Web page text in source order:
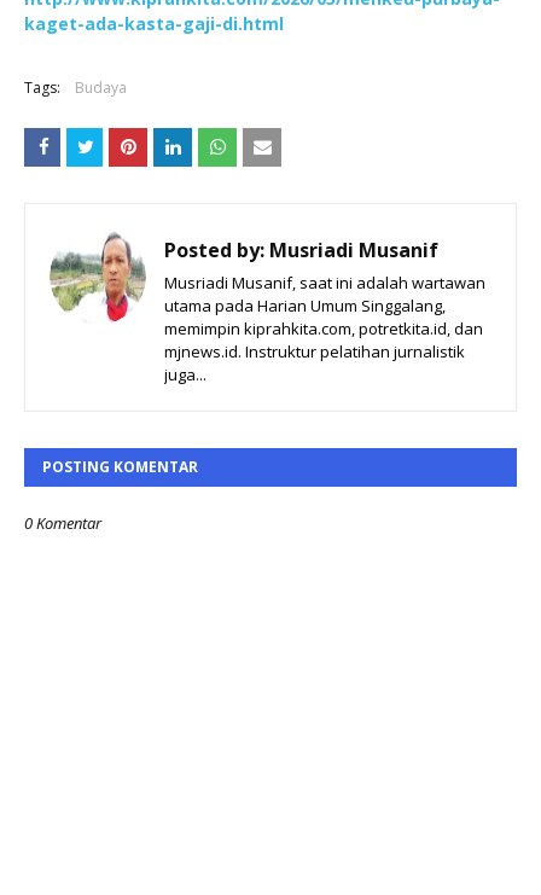
kaget-ada-kasta-gaji-di.html
Tags: Budaya
Posted by: Musriadi Musanif
Musriadi Musanif, saat ini adalah wartawan
utama pada Harian Umum Singgalang,
memimpin kiprahkita.com, potretkita.id, dan
mjnews.id. Instruktur pelatihan jurnalistik
juga...
POSTING KOMENTAR
0 Komentar